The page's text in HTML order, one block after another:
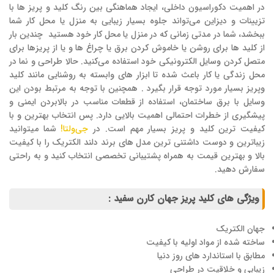
در اهمیت دکوراسیون داخلی، ایجاد هماهنگی بین رنگ کلید و پریز ها با
تزیینات و دیزاین می‌تواند جلوه بسیار زیبایی به منزل یا محل کار شما
ببخشد، شما در مدتی زمانی که در منزل یا محل‌ کار خود هستید چندین بار
از کلید ها برای روشن یا خاموش کردن برق یا چراغ ها و یا از پریزها برای
متصل کردن وسایل الکترونیکی خود استفاده می‌کنید. حالا طراحی و نما در
محل زندگی یا کار باعث شده تا ابزار های وابسته به روشنایی مانند کلید
وپریز بسیار مورد توجه قرار بگیرد . همچنین با توجه به مرتبط بودن این
وسایل با برق ساختمان، استفاده از قطعات مناسب در بالابردن ایمنی و
پیشگیری از خطرات احتمالی اهمیت بالایی دارد. پس انتخاب بهترین و با
کیفیت ترین کلید و پریز بسیار مهم است. در جی‌ولتا!شما میتوانید
زیباترین و دوست داشتنی ترین مدل های برند دلند الکتریک را با کیفیت
بالا و بهترین قیمت به همراه پشتیبانی تخصصی انتخاب کنید و به راحتی
سفارش دهید.
ویژگی های کلید پریز جهان کارن سفید :
جهان الکتریک
ساخته شده از مواد اولیه با کیفیت
مطابق با استاندارد های روز دنیا
زیبابی و خلاقیت در طراحی